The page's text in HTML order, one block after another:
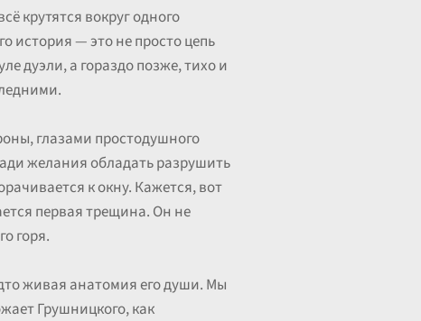
крутятся вокруг одного
история — это не просто цепь
дуэли, а гораздо позже, тихо и
глазами простодушного
желания обладать разрушить
к окну. Кажется, вот
первая трещина. Он не
горя.
живая анатомия его души. Мы
Грушницкого, как